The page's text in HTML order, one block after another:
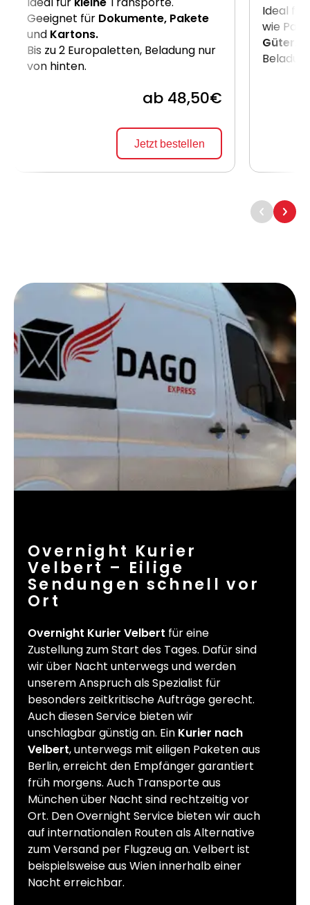
Geeignet für Dokumente, Pakete
und Kartons.
Bis zu 2 Europaletten, Beladung nur
von hinten.
ab 48,50€
Jetzt bestellen
Ideal für
wie
Güter
Overnight Kurier
Velbert – Eilige
Sendungen schnell vor
Ort
Overnight Kurier Velbert für eine
Zustellung zum Start des Tages. Dafür sind
wir über Nacht unterwegs und werden
unserem Anspruch als Spezialist für
besonders zeitkritische Aufträge gerecht.
Auch diesen Service bieten wir
unschlagbar günstig an. Ein Kurier nach
Velbert, unterwegs mit eiligen Paketen aus
Berlin, erreicht den Empfänger garantiert
früh morgens. Auch Transporte aus
München über Nacht sind rechtzeitig vor
Ort. Den Overnight Service bieten wir auch
auf internationalen Routen als Alternative
zum Versand per Flugzeug an. Velbert ist
beispielsweise aus Wien innerhalb einer
Nacht erreichbar.